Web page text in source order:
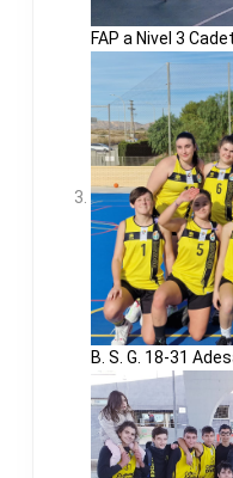
FAP a Nivel 3
B. S. G. 18-31